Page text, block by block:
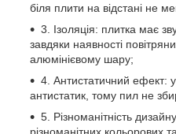
біля плити на відстані не
3. Ізоляція: плитка має
завдяки наявності
алюмінієвому шару;
4. Антистатичний ефект: у
антистатик, тому пил не
5. Різноманітність
різноманітних кольорових